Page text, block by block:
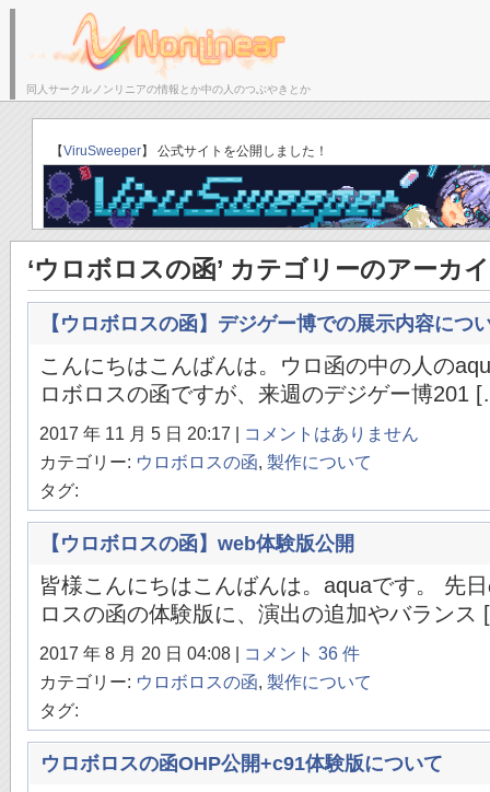
同人サークルノンリニアの情報とか中の人のつぶやきとか
【ViruSweeper】 公式サイトを公開しました！
‘ウロボロスの函’ カテゴリーのアーカ
【ウロボロスの函】デジゲー博での展示内容につ
こんにちはこんばんは。ウロ函の中の人の
ロボロスの函ですが、来週のデジゲー博201
2017 年 11 月 5 日 20:17 | コメントはありません
カテゴリー: ウロボロスの函, 製作について
タグ:
【ウロボロスの函】web体験版公開
皆様こんにちはこんばんは。aquaです。 先
ロスの函の体験版に、演出の追加やバラン
2017 年 8 月 20 日 04:08 | コメント 36 件
カテゴリー: ウロボロスの函, 製作について
タグ:
ウロボロスの函OHP公開+c91体験版について